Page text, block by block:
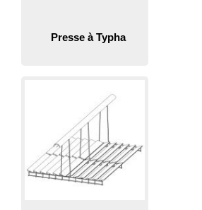
Presse à Typha